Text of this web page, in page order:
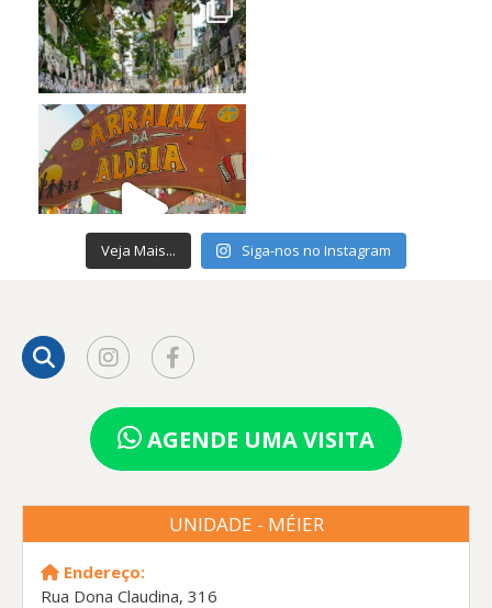
Veja Mais... Siga-nos no Instagram
AGENDE UMA VISITA
UNIDADE - MÉIER
Endereço:
Rua Dona Claudina, 316